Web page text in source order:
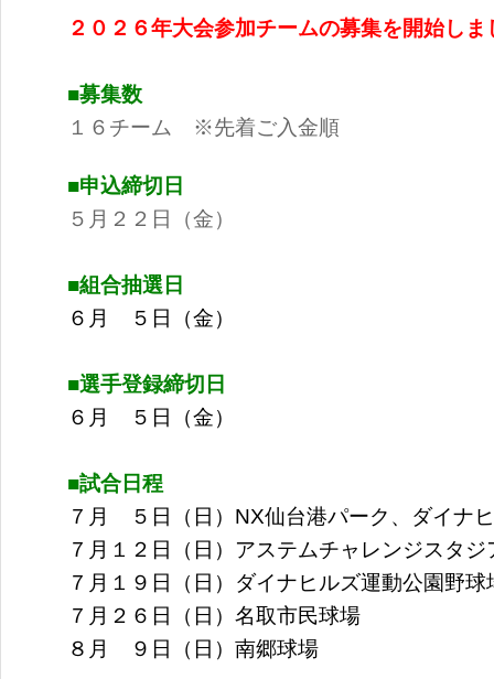
２０２６年大会参加チームの募集を開始しま
■募集数
１６チーム ※先着ご入金順
■申込締切日
５月２２日（金）
■組合抽選日
６月 ５日（金）
■選手登録締切日
６月 ５日（金）
■試合日程
７月 ５日（日）NX仙台港パーク、ダイナ
７月１２日（日）アステムチャレンジスタ
７月１９日（日）ダイナヒルズ運動公園野球
７月２６日（日）名取市民球場
８月 ９日（日）南郷球場